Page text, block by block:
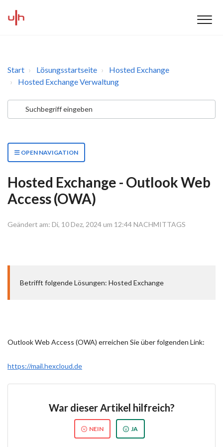
Start Lösungsstartseite
Hosted Exchange
Hosted Exchange Verwaltung
OPEN NAVIGATION
Hosted Exchange - Outlook Web
Access (OWA)
Geändert am: Di, 10 Dez, 2024 um 12:44 NACHMITTAGS
Betrifft folgende Lösungen: Hosted Exchange
Outlook Web Access (OWA) erreichen Sie über folgenden Link:
https://mail.hexcloud.de
War dieser Artikel hilfreich?
NEIN JA